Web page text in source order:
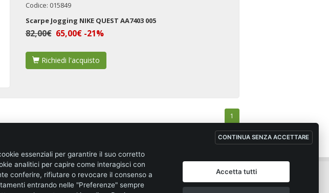
Codice: 015849
Scarpe Jogging NIKE QUEST AA7403 005
82,00€ 65,00€ -21%
Richiedi l'acquisto
1
CONTINUA SENZA ACCETTARE
essenziali per garantire il suo corretto
analitici per capire come interagisci con
conferire, rifiutare o revocare il consenso a
entrando nelle "Preferenze" sempre
Accetta tutti
Condizione di vendita
Modalità d'acquisto
Cookie policy